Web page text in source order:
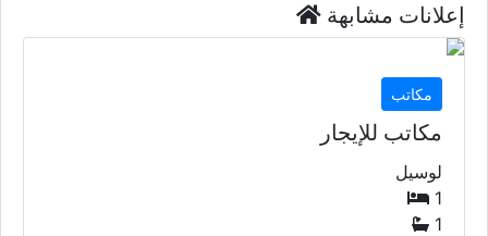
إعلانات مشابهة
مكاتب
مكاتب للإيجار
لوسيل
1
1